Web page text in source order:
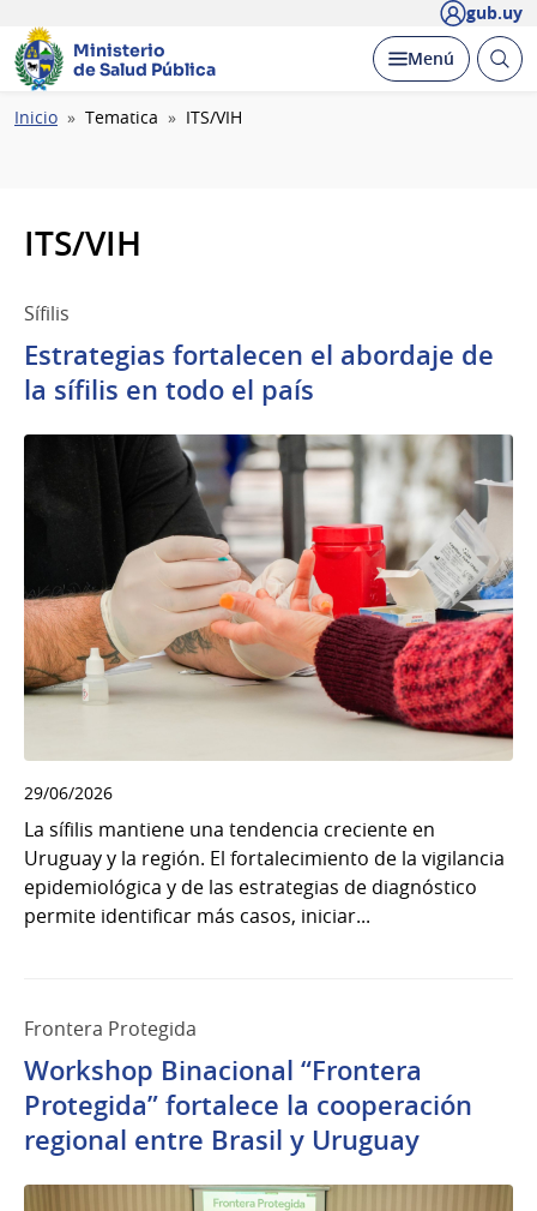
gub.uy
Ministerio
de Salud Pública
Desplegar
Menú Abrir
Ruta
Inicio Tematica ITS/VIH
ITS/VIH
Sífilis
Estrategias fortalecen el abordaje de
la sífilis en todo el país
29/06/2026
La sífilis mantiene una tendencia creciente en
Uruguay y la región. El fortalecimiento de la vigilancia
epidemiológica y de las estrategias de diagnóstico
permite identificar más casos, iniciar...
Frontera Protegida
Workshop Binacional “Frontera
Protegida” fortalece la cooperación
regional entre Brasil y Uruguay